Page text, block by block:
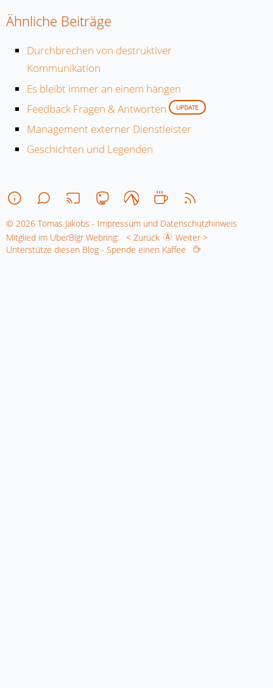
Ähnliche Beiträge
Durchbrechen von destruktiver
Kommunikation
Es bleibt immer an einem hängen
Feedback Fragen & Antworten
UPDATE
Management externer Dienstleister
Geschichten und Legenden
© 2026 Tomas Jakobs - Impressum und Datenschutzhinweis
Mitglied im UberBlgr Webring:
< Zurück
Weiter >
Unterstütze diesen Blog - Spende einen Kaffee